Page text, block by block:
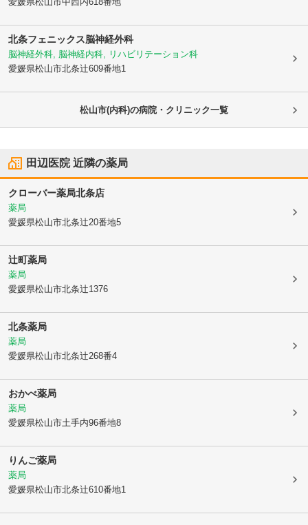
北条フェニックス脳神経外科
脳神経外科, 脳神経内科, リハビリテーション科
愛媛県松山市北条辻609番地1
松山市(内科)の病院・クリニック一覧
田辺医院近隣の薬局
クローバー薬局北条店
薬局
愛媛県松山市北条辻20番地5
辻町薬局
薬局
愛媛県松山市北条辻1376
北条薬局
薬局
愛媛県松山市北条辻268番4
おかべ薬局
薬局
愛媛県松山市土手内96番地8
りんご薬局
薬局
愛媛県松山市北条辻610番地1